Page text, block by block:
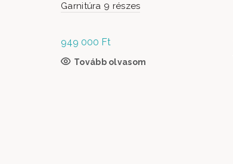
Garnitúra 9 részes
949 000 Ft
Tovább olvasom